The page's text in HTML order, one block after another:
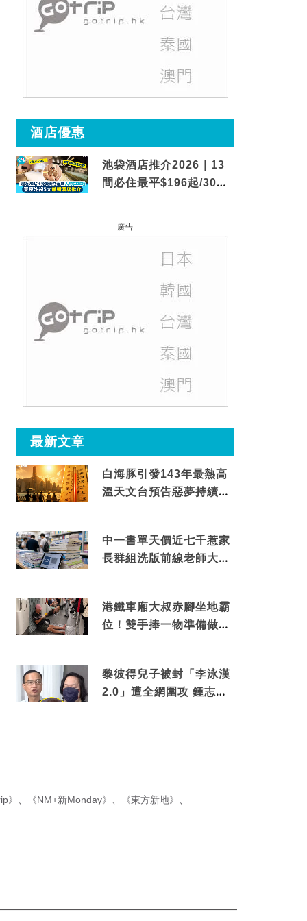
酒店優惠
池袋酒店推介2026｜13
間必住最平$196起/30秒
廣告
最新文章
白海豚引發143年最熱高
溫天文台預告惡夢持續至
中一書單天價近七千惹家
長群組洗版前線老師大爆
港鐵車廂大叔赤腳坐地霸
位！雙手捧一物準備做出
黎彼得兒子被封「李泳漢
2.0」遭全網圍攻 鍾志光
》 、 《NM+新Monday》 、 《東方新地》 、